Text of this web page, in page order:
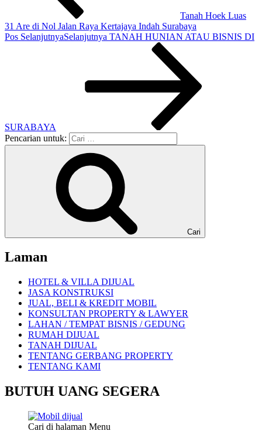
Tanah Hoek Luas
31 Are di Nol Jalan Raya Kertajaya Indah Surabaya
Pos SelanjutnyaSelanjutnya TANAH HUNIAN ATAU BISNIS DI
SURABAYA
Pencarian untuk:
Cari
Laman
HOTEL & VILLA DIJUAL
JASA KONSTRUKSI
JUAL, BELI & KREDIT MOBIL
KONSULTAN PROPERTY & LAWYER
LAHAN / TEMPAT BISNIS / GEDUNG
RUMAH DIJUAL
TANAH DIJUAL
TENTANG GERBANG PROPERTY
TENTANG KAMI
BUTUH UANG SEGERA
Cari di halaman Menu